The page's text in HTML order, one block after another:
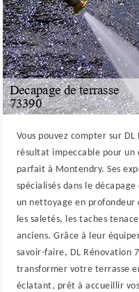
Vous pouvez compter sur
résultat impeccable pour un
parfait à Montendry. Ses
spécialisés dans le
un nettoyage en
les saletés, les taches
anciens. Grâce à leur
savoir-faire, DL Rénovation
transformer votre terrasse
éclatant, prêt à accueillir